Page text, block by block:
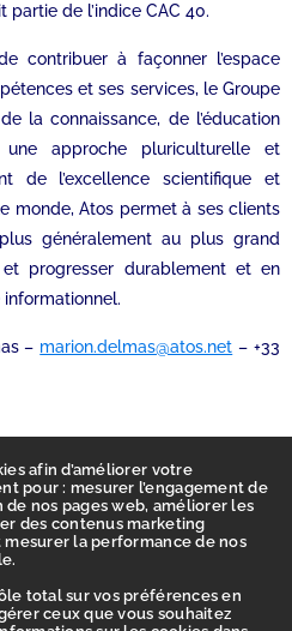
afin d’améliorer votre
pour : mesurer l’engagement de
de nos pages web, améliorer les
des contenus marketing
la performance de nos
total sur vos préférences en
ceux que vous souhaitez
partie de l’indice CAC 40.
contribuer à façonner l’espace
et ses services, le Groupe
la connaissance, de l’éducation
approche pluriculturelle et
de l’excellence scientifique et
monde, Atos permet à ses clients
généralement au plus grand
progresser durablement et en
informationnel.
– marion.delmas@atos.net – +33